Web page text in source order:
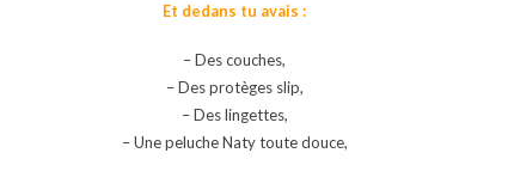
Et dedans tu avais :
– Des couches,
– Des protèges slip,
– Des lingettes,
– Une peluche Naty toute douce,